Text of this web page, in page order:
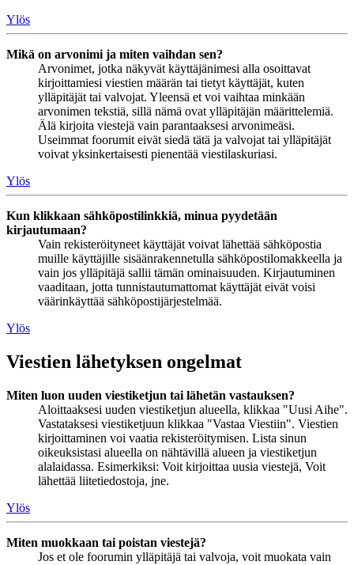
Ylös
Mikä on arvonimi ja miten vaihdan sen?
Arvonimet, jotka näkyvät käyttäjänimesi alla osoittavat
kirjoittamiesi viestien määrän tai tietyt käyttäjät, kuten
ylläpitäjät tai valvojat. Yleensä et voi vaihtaa minkään
arvonimen tekstiä, sillä nämä ovat ylläpitäjän määrittelemiä.
Älä kirjoita viestejä vain parantaaksesi arvonimeäsi.
Useimmat foorumit eivät siedä tätä ja valvojat tai ylläpitäjät
voivat yksinkertaisesti pienentää viestilaskuriasi.
Ylös
Kun klikkaan sähköpostilinkkiä, minua pyydetään
kirjautumaan?
Vain rekisteröityneet käyttäjät voivat lähettää sähköpostia
muille käyttäjille sisäänrakennetulla sähköpostilomakkeella ja
vain jos ylläpitäjä sallii tämän ominaisuuden. Kirjautuminen
vaaditaan, jotta tunnistautumattomat käyttäjät eivät voisi
väärinkäyttää sähköpostijärjestelmää.
Ylös
Viestien lähetyksen ongelmat
Miten luon uuden viestiketjun tai lähetän vastauksen?
Aloittaaksesi uuden viestiketjun alueella, klikkaa "Uusi Aihe".
Vastataksesi viestiketjuun klikkaa "Vastaa Viestiin". Viestien
kirjoittaminen voi vaatia rekisteröitymisen. Lista sinun
oikeuksistasi alueella on nähtävillä alueen ja viestiketjun
alalaidassa. Esimerkiksi: Voit kirjoittaa uusia viestejä, Voit
lähettää liitetiedostoja, jne.
Ylös
Miten muokkaan tai poistan viestejä?
Jos et ole foorumin ylläpitäjä tai valvoja, voit muokata vain